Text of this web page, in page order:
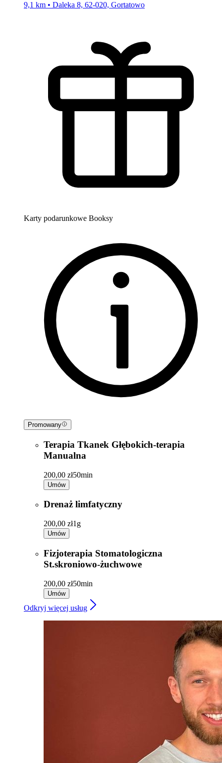
9,1 km • Daleka 8, 62-020, Gortatowo
Karty podarunkowe Booksy
Promowany
Terapia Tkanek Głębokich-terapia
Manualna
200,00 zł50min
Umów
Drenaż limfatyczny
200,00 zł1g
Umów
Fizjoterapia Stomatologiczna
St.skroniowo-żuchwowe
200,00 zł50min
Umów
Odkryj więcej usług